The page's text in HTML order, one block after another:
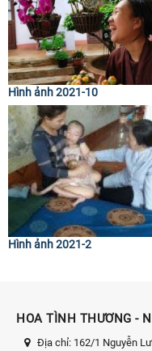
Hình ảnh 2021-10
Hình ảnh 2021-2
HOA TÌNH THƯƠNG -
Địa chỉ: 162/1 Nguyễn